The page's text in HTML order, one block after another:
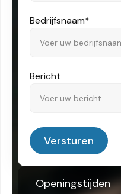
Openingstijden
Bedrijfsnaam*
Bericht
Versturen